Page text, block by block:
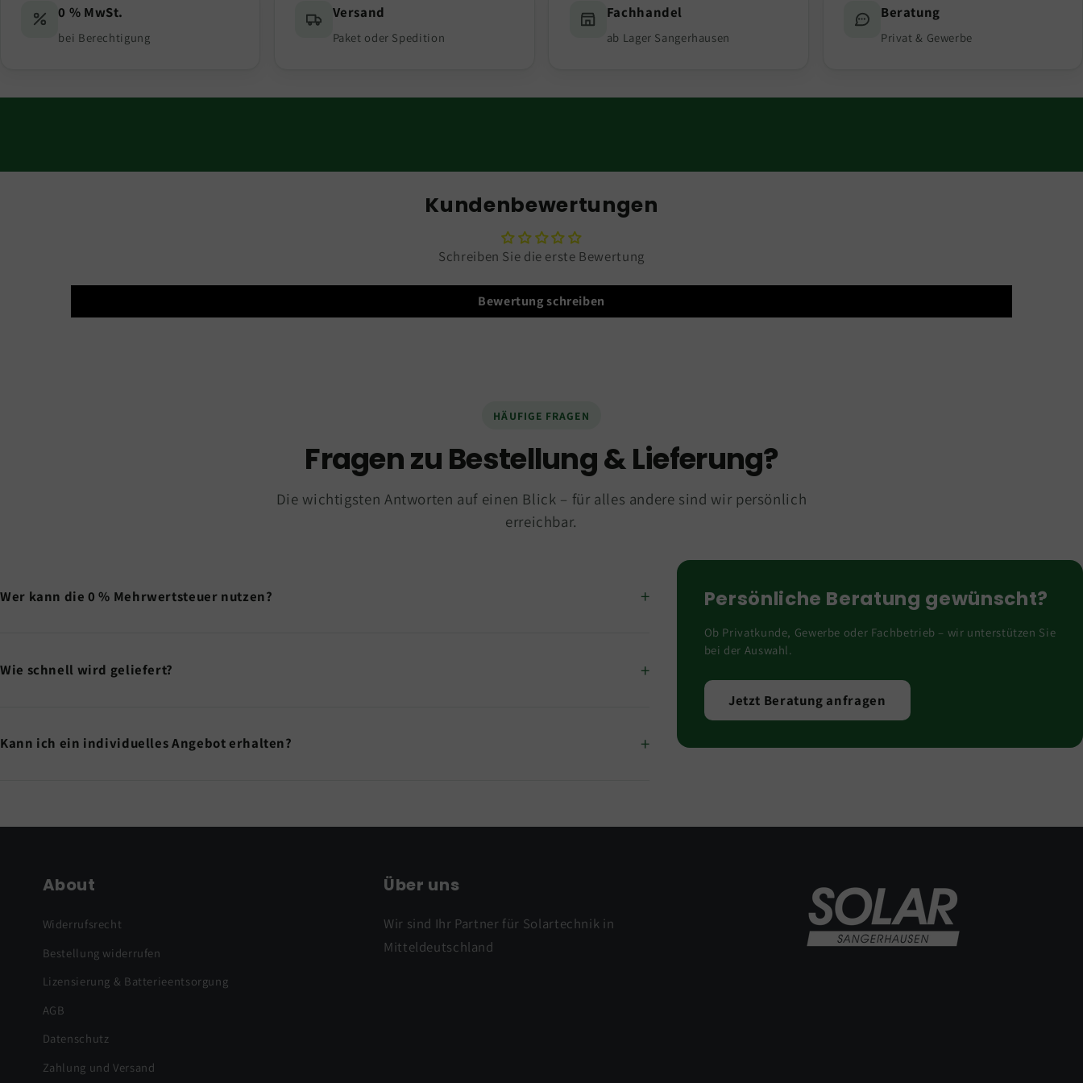
0 % MwSt.
bei Berechtigung
Versand
Paket oder Spedition
Fachhandel
ab Lager Sangerhausen
Beratung
Privat & Gewerbe
Kundenbewertungen
Schreiben Sie die erste Bewertung
Bewertung schreiben
HÄUFIGE FRAGEN
Fragen zu Bestellung & Lieferung?
Die wichtigsten Antworten auf einen Blick – für alles andere sind wir persönlich
erreichbar.
Wer kann die 0 % Mehrwertsteuer nutzen?
Wie schnell wird geliefert?
Kann ich ein individuelles Angebot erhalten?
Persönliche Beratung gewünscht?
Ob Privatkunde, Gewerbe oder Fachbetrieb – wir unterstützen Sie
bei der Auswahl.
Jetzt Beratung anfragen
About
Widerrufsrecht
Bestellung widerrufen
Lizensierung & Batterieentsorgung
AGB
Datenschutz
Zahlung und Versand
Über uns
Wir sind Ihr Partner für Solartechnik in
Mitteldeutschland